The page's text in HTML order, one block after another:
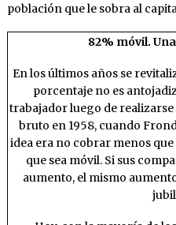
población que le sobra al
82% móvil.
En los últimos años se
porcentaje no es
trabajador luego de
bruto en 1958, cuando
idea era no cobrar menos
que sea móvil. Si sus
aumento, el mismo